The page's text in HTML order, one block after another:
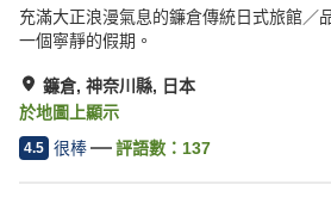
充滿大正浪漫氣息的鐮倉傳統日式旅館／
一個寧靜的假期。
鐮倉, 神奈川縣, 日本
於地圖上顯示
4.5 很棒 評語數： 137